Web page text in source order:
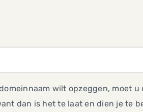
wilt opzeggen, moet
dan is het te laat en dien je te